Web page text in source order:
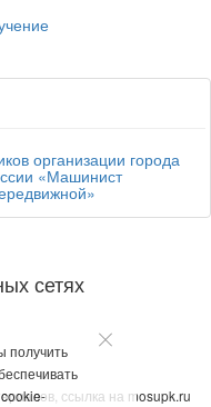
организации города
«Машинист
сетях
ссылка на mosupk.ru
получить